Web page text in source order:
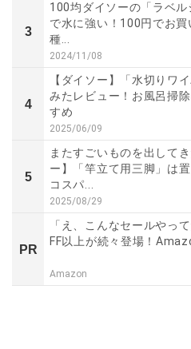
3
100均ダイソーの「ラベル
で水に強い！100円でお買
種...
2024/11/08
4
【ダイソー】「水切りワ
みたレビュー！お風呂掃
すめ
2025/06/09
5
またすごいものを出して
ー】「竿立て用三脚」は
コスパ...
2025/08/29
PR
「え、こんなセールやっ
FF以上が続々登場！
Amazon